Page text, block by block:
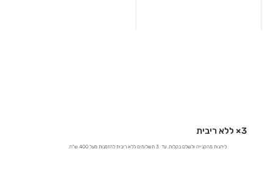
3× ללא ריבית
ליהנות מהקנייה ולשלם בקלות. עד 3 תשלומים ללא ריבית להזמנות מעל 400 ש"ח.